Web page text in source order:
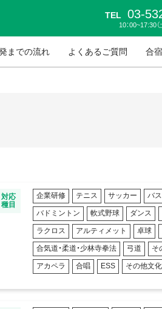
TEL 03-
10：00~17:30
までの流れ よくあるご質問 合
対応
種目
企業研修 テニス サッカー バ
バドミントン 軟式野球 ダンス
ラクロス アルティメット 卓球
合気道・柔道・少林寺拳法 弓道 そ
アカペラ 合唱 ESS その他文